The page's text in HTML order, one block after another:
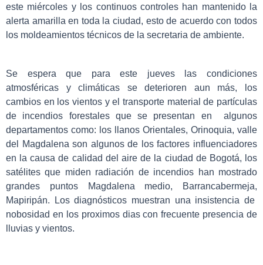
este miércoles y los continuos controles han mantenido la
alerta amarilla en toda la ciudad, esto de acuerdo con todos
los moldeamientos técnicos de la secretaria de ambiente.
Se espera que para este jueves las condiciones
atmosféricas y climáticas se deterioren aun más, los
cambios en los vientos y el transporte material de partículas
de incendios forestales que se presentan en algunos
departamentos como: los llanos Orientales, Orinoquia, valle
del Magdalena son algunos de los factores influenciadores
en la causa de calidad del aire de la ciudad de Bogotá, los
satélites que miden radiación de incendios han mostrado
grandes puntos Magdalena medio, Barrancabermeja,
Mapiripán. Los diagnósticos muestran una insistencia de
nobosidad en los proximos dias con frecuente presencia de
lluvias y vientos.